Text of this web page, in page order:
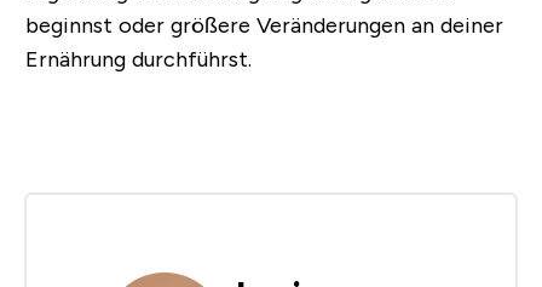
beginnst oder größere Veränderungen an deiner
Ernährung durchführst.